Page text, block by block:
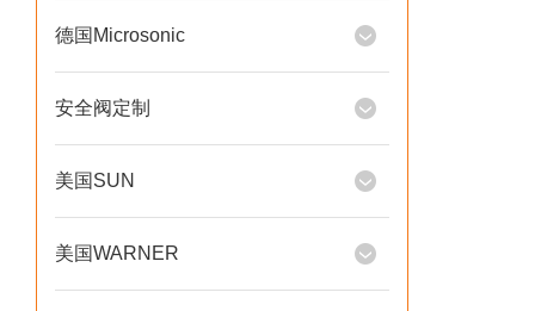
德国Microsonic
安全阀定制
美国SUN
美国WARNER